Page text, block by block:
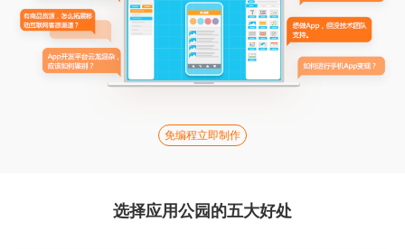
免编程立即制作
选择应用公园的五大好处